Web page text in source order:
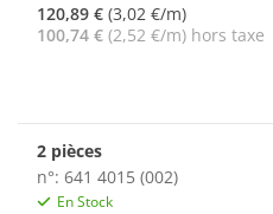
120,89 € (3,02 €/m)
100,74 € (2,52 €/m) hors taxe
2 pièces
n°: 641 4015 (002)
En Stock